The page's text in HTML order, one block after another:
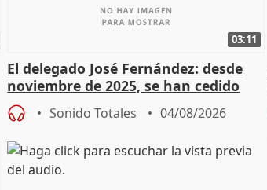
03:11
El delegado José Fernández: desde
noviembre de 2025, se han cedido
9.810 ayudas por nacimiento
Sonido Totales 04/08/2026